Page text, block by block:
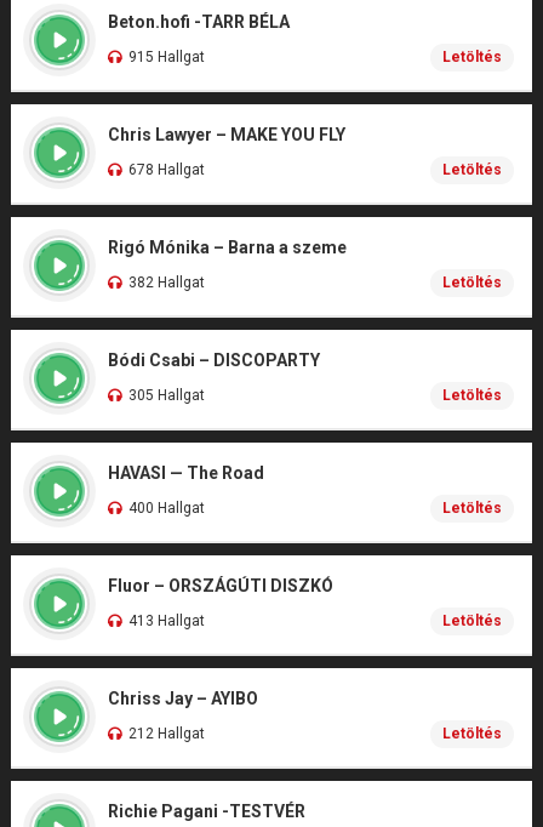
Beton.hofi -TARR BÉLA
915 Hallgat Letöltés
Chris Lawyer – MAKE YOU FLY
678 Hallgat Letöltés
Rigó Mónika – Barna a szeme
382 Hallgat Letöltés
Bódi Csabi – DISCOPARTY
305 Hallgat Letöltés
HAVASI — The Road
400 Hallgat Letöltés
Fluor – ORSZÁGÚTI DISZKÓ
413 Hallgat Letöltés
Chriss Jay – AYIBO
212 Hallgat Letöltés
Richie Pagani -TESTVÉR